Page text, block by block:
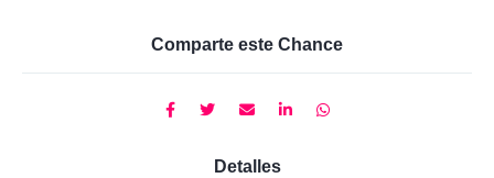
Comparte este Chance
Detalles